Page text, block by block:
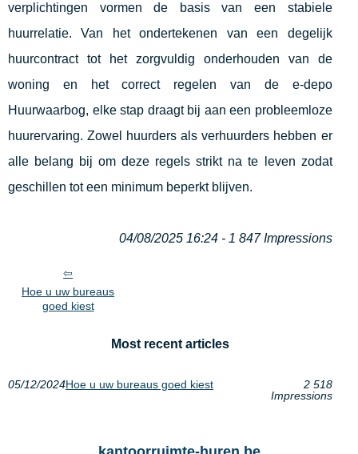
verplichtingen vormen de basis van een stabiele
huurrelatie. Van het ondertekenen van een degelijk
huurcontract tot het zorgvuldig onderhouden van de
woning en het correct regelen van de e-depo
Huurwaarbog, elke stap draagt bij aan een probleemloze
huurervaring. Zowel huurders als verhuurders hebben er
alle belang bij om deze regels strikt na te leven zodat
geschillen tot een minimum beperkt blijven.
04/08/2025 16:24 - 1 847 Impressions
Hoe u uw bureaus
goed kiest
Most recent articles
05/12/2024Hoe u uw bureaus goed kiest
2 518
Impressions